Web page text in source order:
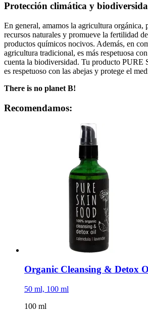
Protección climática y
En general, amamos la agricultura orgánica,
recursos naturales y promueve la fertilidad
productos químicos nocivos. Además, en
agricultura tradicional, es más respetuosa
cuenta la biodiversidad. Tu producto
es respetuoso con las abejas y protege el
There is no planet B!
Recomendamos:
Organic Cleansing & Detox
50 ml, 100 ml
100 ml